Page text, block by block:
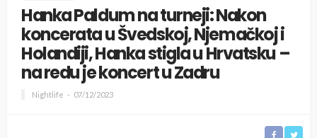
Hanka Paldum na turneji: Nakon
koncerata u Švedskoj, Njemačkoj i
Holandiji, Hanka stigla u Hrvatsku –
na redu je koncert u Zadru
Nightlife 07/12/2023